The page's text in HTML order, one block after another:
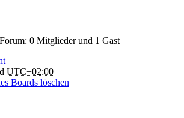
0 Mitglieder und 1 Gast
UTC+02:00
Boards löschen